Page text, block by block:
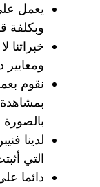
يعمل
وبكلفة
نقوم
بالصورة
لدينا
التي
دائما